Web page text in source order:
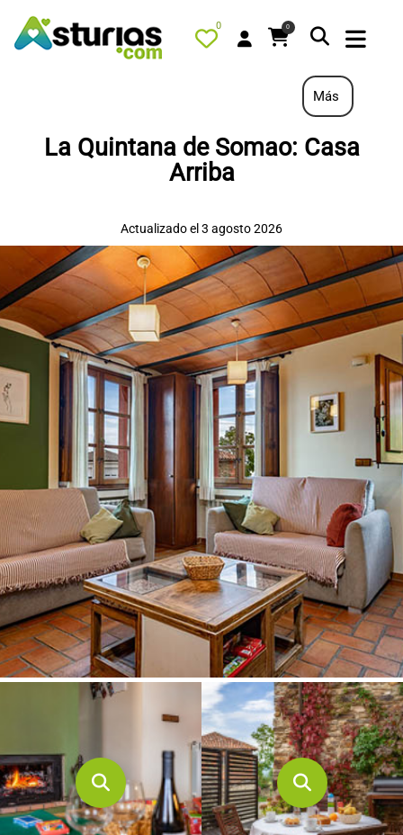
0 0
ALOJAMIENTOS
RESTAURANTES
TURISMO ACTIVO
TIENDA
AGENDA
OFERTAS
CONTACTO
Más
La Quintana de Somao: Casa
Arriba
Actualizado el 3 agosto 2026